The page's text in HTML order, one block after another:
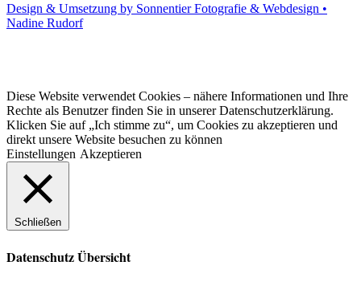
Design & Umsetzung by Sonnentier Fotografie & Webdesign •
Nadine Rudorf
Diese Website verwendet Cookies – nähere Informationen und Ihre
Rechte als Benutzer finden Sie in unserer Datenschutzerklärung.
Klicken Sie auf „Ich stimme zu“, um Cookies zu akzeptieren und
direkt unsere Website besuchen zu können
Einstellungen Akzeptieren
Schließen
Datenschutz Übersicht